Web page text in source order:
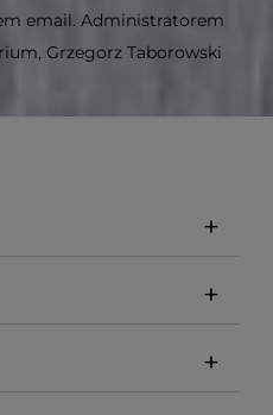
email. Administratorem
Grzegorz Taborowski